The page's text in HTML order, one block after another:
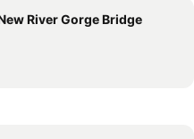
River Gorge Bridge